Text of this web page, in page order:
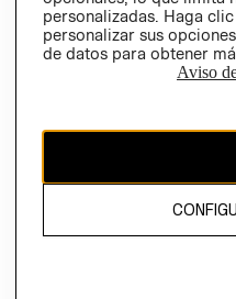
El contenido de esta página
propiedad de H&M Hennes &
personalizadas. Haga
personalizar sus
de datos para obtener
Aviso